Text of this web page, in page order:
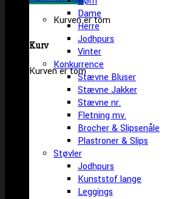
Kurven er tom
Kurv
Kurven er tom
Dame
Herre
Jodhpurs
Vinter
Konkurrence
Stævne Bluser
Stævne Jakker
Stævne nr.
Fletning mv.
Brocher & Slipsenåle
Plastroner & Slips
Støvler
Jodhpurs
Kunststof lange
Leggings